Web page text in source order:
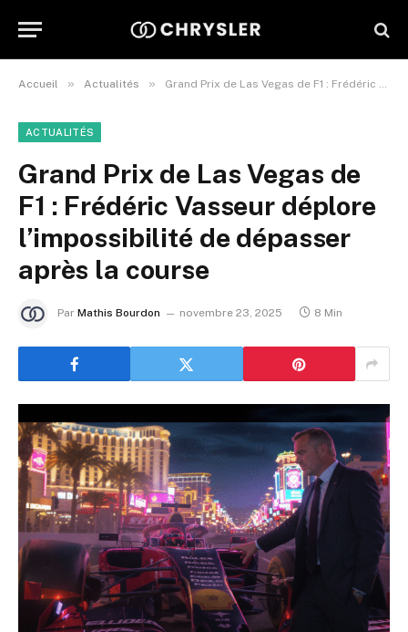
Accueil » Actualités » Grand Prix de Las Vegas de F1 : Frédéric Vasseur déplore l’impossibilité de dépasser après la course
ACTUALITÉS
Grand Prix de Las Vegas de
F1 : Frédéric Vasseur déplore
l’impossibilité de dépasser
après la course
Par Mathis Bourdon novembre 23, 2025 8 Min